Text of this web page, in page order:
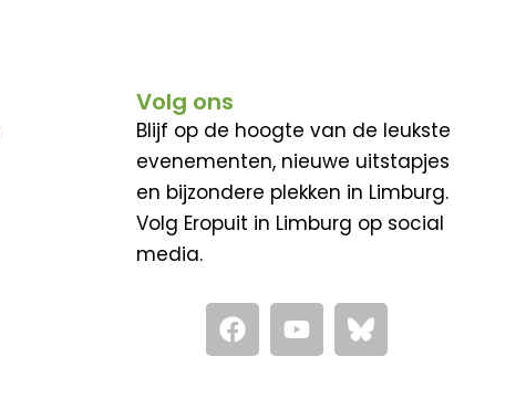
Volg ons
Blijf op de hoogte van de leukste
evenementen, nieuwe uitstapjes
en bijzondere plekken in Limburg.
Volg Eropuit in Limburg op social
media.
F
a
c
Y
o
u